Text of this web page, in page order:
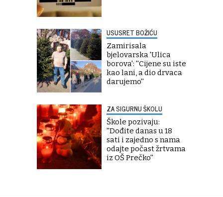
USUSRET BOŽIĆU
Zamirisala
bjelovarska 'Ulica
borova': ''Cijene su iste
kao lani, a dio drvaca
darujemo''
ZA SIGURNU ŠKOLU
Škole pozivaju:
''Dođite danas u 18
sati i zajedno s nama
odajte počast žrtvama
iz OŠ Prečko''